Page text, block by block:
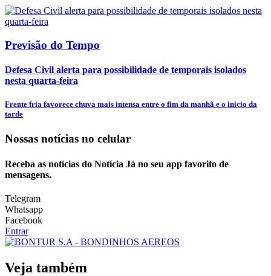
Previsão do Tempo
Defesa Civil alerta para possibilidade de temporais isolados
nesta quarta-feira
Frente fria favorece chuva mais intensa entre o fim da manhã e o início da
tarde
Nossas notícias no celular
Receba as notícias do Notícia Já no seu app favorito de
mensagens.
Telegram
Whatsapp
Facebook
Entrar
Veja também